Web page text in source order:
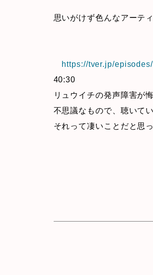
思いがけず色んなアーテ
https://tver.jp/
40:30
リュウイチの発声障害が
不思議なもので、聴いて
それって凄いことだと思